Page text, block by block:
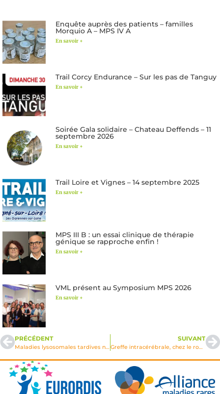
Enquête auprès des patients – familles
Morquio A – MPS IV A
En savoir +
Trail Corcy Endurance – Sur les pas de Tanguy
En savoir +
Soirée Gala solidaire – Chateau Deffends – 11
septembre 2026
En savoir +
Trail Loire et Vignes – 14 septembre 2025
En savoir +
MPS III B : un essai clinique de thérapie
génique se rapproche enfin !
En savoir +
VML présent au Symposium MPS 2026
En savoir +
PRÉCÉDENT
Maladies lysosomales tardives neurologiques et psychiatriques: enquête rétrospective
SUIVANT
Greffe intracérébrale, chez le rongeur, de cellules neurales et hémato-poïetiques primaires humaines génétiquement modifiées par des vecteurs viraux